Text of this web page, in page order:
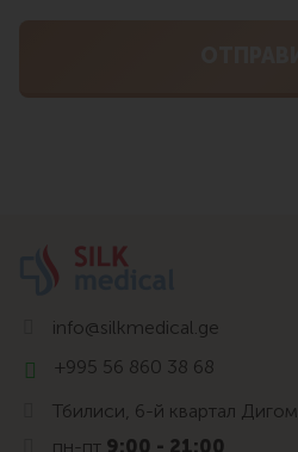
info@silkmedical.ge
+995 56 860 38 68
Тбилиси, 6-й квартал
пн-пт 9:00 - 21:00